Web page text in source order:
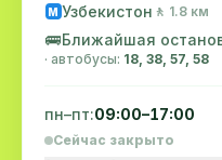
M Узбекистон 🚶 1.8 км
🚌Ближайшая
· автобусы: 18, 38, 57, 58
пн–пт:09:00–17:00
Сейчас закрыто